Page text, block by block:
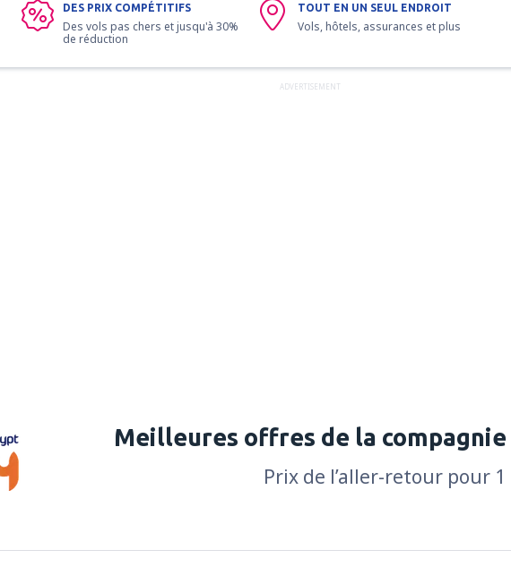
DES PRIX COMPÉTITIFS
Des vols pas chers et jusqu'à 30%
de réduction
TOUT EN UN SEUL ENDROIT
Vols, hôtels, assurances et plus
ADVERTISEMENT
Meilleures offres de la
Prix de l’aller-retour pour